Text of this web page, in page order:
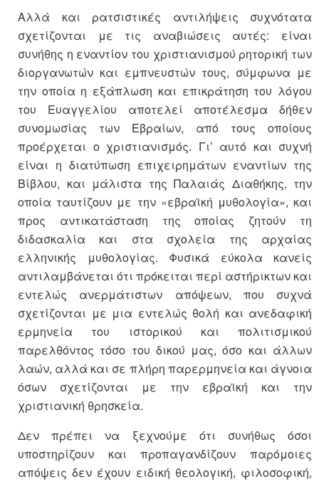
Αλλά και ρατσιστικές αντιλήψεις συχνότατα
σχετίζονται με τις αναβιώσεις αυτές: είναι
συνήθης η εναντίον του χριστιανισμού ρητορική των
διοργανωτών και εμπνευστών τους, σύμφωνα με
την οποία η εξάπλωση και επικράτηση του λόγου
του Ευαγγελίου αποτελεί αποτέλεσμα δήθεν
συνομωσίας των Εβραίων, από τους οποίους
προέρχεται ο χριστιανισμός. Γι’ αυτό και συχνή
είναι η διατύπωση επιχειρημάτων εναντίων της
Βίβλου, και μάλιστα της Παλαιάς Διαθήκης, την
οποία ταυτίζουν με την «εβραϊκή μυθολογία», και
προς αντικατάσταση της οποίας ζητούν τη
διδασκαλία και στα σχολεία της αρχαίας
ελληνικής μυθολογίας. Φυσικά εύκολα κανείς
αντιλαμβάνεται ότι πρόκειται περί αστήρικτων και
εντελώς ανερμάτιστων απόψεων, που συχνά
σχετίζονται με μια εντελώς θολή και ανεδαφική
ερμηνεία του ιστορικού και πολιτισμικού
παρελθόντος τόσο του δικού μας, όσο και άλλων
λαών, αλλά και σε πλήρη παρερμηνεία και άγνοια
όσων σχετίζονται με την εβραϊκή και την
χριστιανική θρησκεία.
Δεν πρέπει να ξεχνούμε ότι συνήθως όσοι
υποστηρίζουν και προπαγανδίζουν παρόμοιες
απόψεις δεν έχουν ειδική θεολογική, φιλοσοφική,